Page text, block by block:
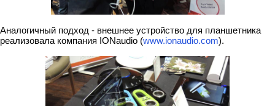
Аналогичный подход - внешнее устройство для планшетника
реализовала компания IONaudio (www.ionaudio.com).